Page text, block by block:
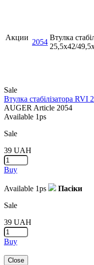
Акции
2054
Втулка
25,5x42/
Sale
Втулка стабілізатора
AUGER Article 2054
Available 1ps
Sale
39 UAH
Buy
Available 1ps Пасіки
Sale
39 UAH
Buy
Close